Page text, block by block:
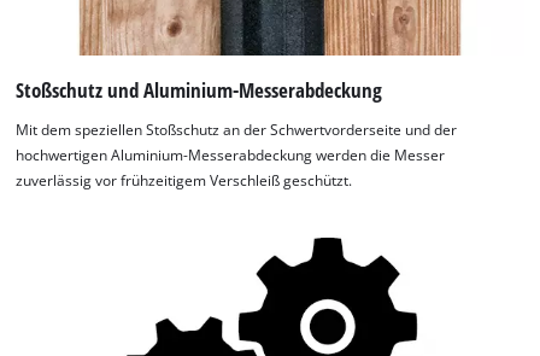
Stoßschutz und Aluminium-Messerabdeckung
Mit dem speziellen Stoßschutz an der Schwertvorderseite und der
hochwertigen Aluminium-Messerabdeckung werden die Messer
zuverlässig vor frühzeitigem Verschleiß geschützt.